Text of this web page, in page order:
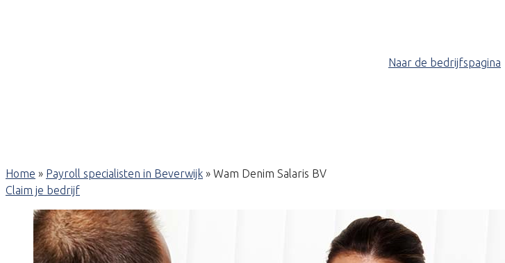
Naar de bedrijfspagina
Home » Payroll specialisten in Beverwijk » Wam Denim Salaris BV
Claim je bedrijf